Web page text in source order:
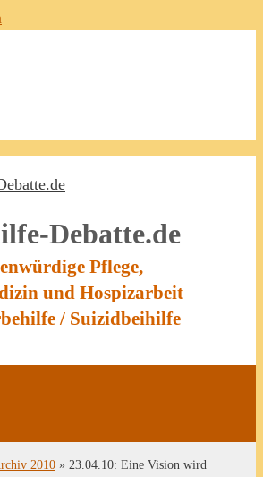
Debatte.de
Pflege,
und Hospizarbeit
/ Suizidbeihilfe
2010 » 23.04.10: Eine Vision wird